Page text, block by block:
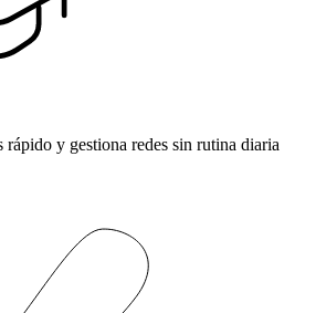
y gestiona redes sin rutina diaria